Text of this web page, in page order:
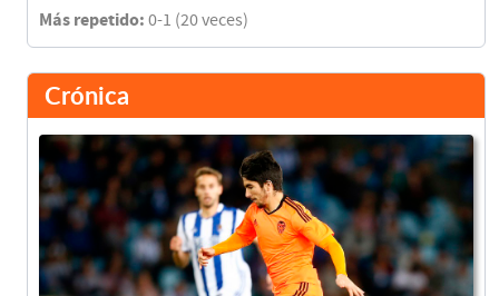
Más repetido: 0-1 (20 veces)
Crónica